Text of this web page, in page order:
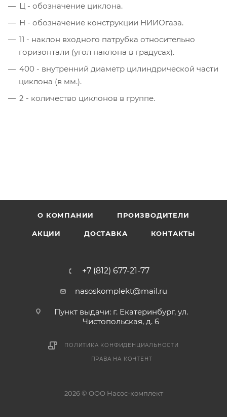
Ц - обозначение циклона.
Н - обозначение конструкции НИИОгаза.
11 - наклон входного патрубка относительно
горизонтали (угол наклона в градусах).
400 - внутренний диаметр цилиндрической части
циклона (в мм.).
2 - количество циклонов в группе.
О КОМПАНИИ ПРОИЗВОДИТЕЛИ
АКЦИИ ДОСТАВКА КОНТАКТЫ
+7 (812) 677-21-77
nasoskomplekt@mail.ru
Пункт выдачи: г. Екатеринбург, ул.
Чистопольская, д. 6
ПОЛИТИКА КОНФИДЕНЦИАЛЬНОСТИ
ПРАВА НА КОНТЕНТ
2026 © ООО Насос-комплект